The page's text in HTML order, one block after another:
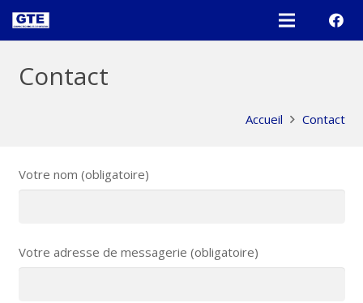
Contact
Accueil Contact
Votre nom (obligatoire)
Votre adresse de messagerie (obligatoire)